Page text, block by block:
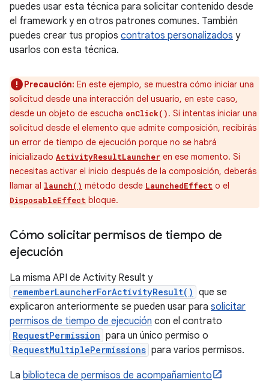
puedes usar esta técnica para solicitar contenido desde
el framework y en otros patrones comunes. También
puedes crear tus propios contratos personalizados y
usarlos con esta técnica.
Precaución: En este ejemplo, se muestra cómo iniciar una
solicitud desde una interacción del usuario, en este caso,
desde un objeto de escucha onClick(). Si intentas iniciar una
solicitud desde el elemento que admite composición, recibirás
un error de tiempo de ejecución porque no se habrá
inicializado ActivityResultLauncher en ese momento. Si
necesitas activar el inicio después de la composición, deberás
llamar al launch() método desde LaunchedEffect o el
DisposableEffect bloque.
Cómo solicitar permisos de tiempo de
ejecución
La misma API de Activity Result y
rememberLauncherForActivityResult() que se
explicaron anteriormente se pueden usar para solicitar
permisos de tiempo de ejecución con el contrato
RequestPermission para un único permiso o
RequestMultiplePermissions para varios permisos.
La biblioteca de permisos de acompañamiento